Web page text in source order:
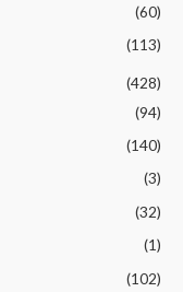
(60)
(113)
(428)
(94)
(140)
(3)
(32)
(1)
(102)